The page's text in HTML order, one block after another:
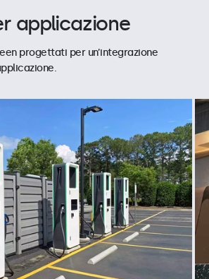
applicazione
progettati per un’integrazione